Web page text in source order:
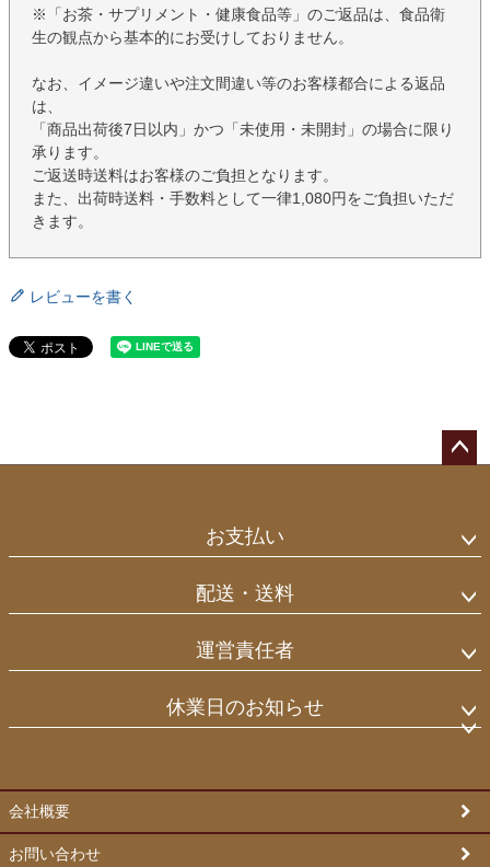
※「お茶・サプリメント・健康食品等」のご返品は、食品衛
生の観点から基本的にお受けしておりません。
なお、イメージ違いや注文間違い等のお客様都合による返品
は、
「商品出荷後7日以内」かつ「未使用・未開封」の場合に限り
承ります。
ご返送時送料はお客様のご負担となります。
また、出荷時送料・手数料として一律1,080円をご負担いただ
きます。
レビューを書く
お支払い
配送・送料
運営責任者
休業日のお知らせ
会社概要
お問い合わせ